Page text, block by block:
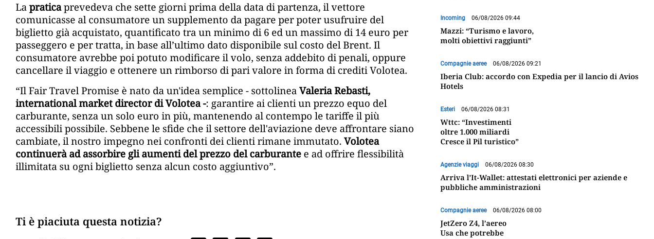
Lapraticaprevedeva che sette giorni prima della data di partenza, il vettore
comunicasse al consumatore un supplemento da pagare per poter usufruire del
biglietto già acquistato, quantificato tra un minimo di 6 ed un massimo di 14 euro per
passeggero e per tratta, in base all’ultimo dato disponibile sul costo del Brent. Il
consumatore avrebbe poi potuto modificare il volo, senza addebito di penali, oppure
cancellare il viaggio e ottenere un rimborso di pari valore in forma di crediti Volotea.
“Il Fair Travel Promise è nato da un'idea semplice - sottolineaValeria Rebasti,
international market director di Volotea -: garantire ai clienti un prezzo equo del
carburante, senza un solo euro in più, mantenendo al contempo le tariffe il più
accessibili possibile. Sebbene le sfide che il settore dell'aviazione deve affrontare siano
cambiate, il nostro impegno nei confronti dei clienti rimane immutato. Volotea
continuerà ad assorbire gli aumenti del prezzo del carburante e ad offrire flessibilità
illimitata su ogni biglietto senza alcun costo aggiuntivo”.
Ti è piaciuta questa notizia?
Incoming 06/08/2026 09:44
Mazzi: “Turismo e lavoro,
molti obiettivi raggiunti”
Compagnie aeree 06/08/2026 09:21
Iberia Club: accordo con Expedia per il lancio di Avios
Hotels
Esteri 06/08/2026 08:31
Wttc: “Investimenti
oltre 1.000 miliardi
Cresce il Pil turistico”
Agenzie viaggi 06/08/2026 08:30
Arriva l’It-Wallet: attestati elettronici per aziende e
pubbliche amministrazioni
Compagnie aeree 06/08/2026 08:00
JetZero Z4, l’aereo
Usa che potrebbe